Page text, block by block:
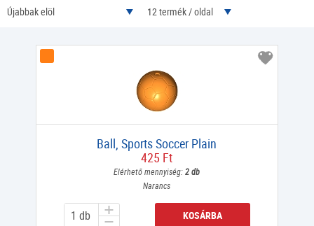
Újabbak elöl 12 termék / oldal
Ball, Sports Soccer Plain
425 Ft
Elérhető mennyiség:2 db
Narancs
KOSÁRBA